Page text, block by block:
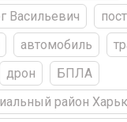
Васильевич
автомобиль
дрон
БПЛА
район